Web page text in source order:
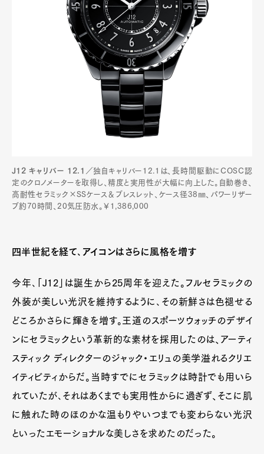
J12 キャリバー 12.1 ／独自キャリバー12.1は、長時間駆動にCOSC認
定のクロノメーターを取得し、精度と実用性が大幅に向上した。自動巻き、
高耐性セラミック×SSケース＆ブレスレット、ケース径38㎜、パワーリザー
ブ約70時間、20気圧防水。￥1,386,000
四半世紀を経て､アイコンはさらに風格を増す
今年､「J12」は誕生から25周年を迎えた。フルセラミックの
外装が美しい光沢を維持するように､その新鮮さは色褪せる
どころかさらに輝きを増す。王道のスポーツウォッチのデザイ
ンにセラミックという革新的な素材を採用したのは、アーティ
スティック ディレクターのジャック・エリュの美学溢れるクリエ
イティビティからだ。当時すでにセラミックは時計でも用いら
れていたが､それはあくまでも実用性からに過ぎず、そこに肌
に触れた時のほのかな温もりやいつまでも変わらない光沢
といったエモーショナルな美しさを求めたのだった。